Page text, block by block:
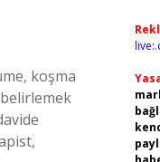
koşma